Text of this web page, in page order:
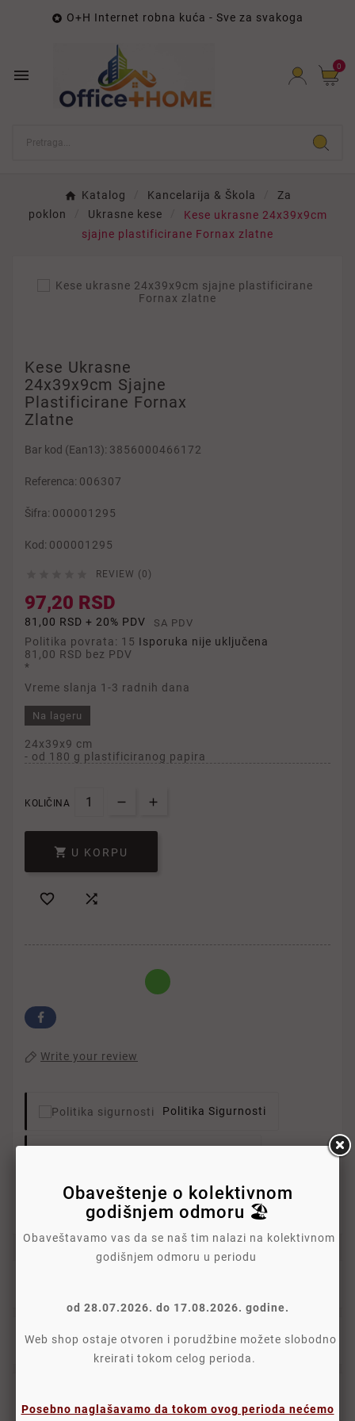
 O+H Internet robna kuća - Sve za svakoga
 0
Katalog Kancelarija & Škola
Za
poklon
Ukrasne kese
Kese ukrasne 24x39x9cm
sjajne plastificirane Fornax zlatne
Kese Ukrasne
24x39x9cm Sjajne
Plastificirane Fornax
Zlatne
Bar kod (Ean13): 3856000466172
Referenca: 006307
Šifra: 000001295
Kod: 000001295
REVIEW (0)
97,20 RSD
81,00 RSD + 20% PDV SA PDV
Politika povrata: 15 Isporuka nije uključena
81,00 RSD bez PDV
*
Vreme slanja 1-3 radnih dana
Na lageru
24x39x9 cm
- od 180 g plastificiranog papira
KOLIČINA
 U KORPU
 
Write your review
Politika Sigurnosti
Politika Povraćaja
Detalji
Obaveštenje o kolektivnom
godišnjem odmoru 🏖️
Obaveštavamo vas da se naš tim nalazi na kolektivnom
godišnjem odmoru u periodu
od 28.07.2026. do 17.08.2026. godine.
Web shop ostaje otvoren i porudžbine možete slobodno
kreirati tokom celog perioda.
Posebno naglašavamo da tokom ovog perioda nećemo